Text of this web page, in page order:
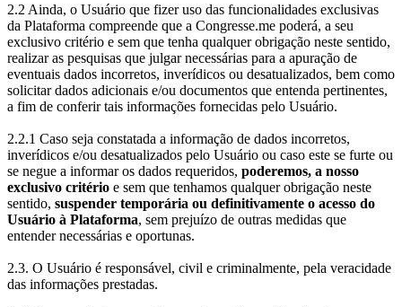
2.2 Ainda, o Usuário que fizer uso das funcionalidades exclusivas
da Plataforma compreende que a Congresse.me poderá, a seu
exclusivo critério e sem que tenha qualquer obrigação neste sentido,
realizar as pesquisas que julgar necessárias para a apuração de
eventuais dados incorretos, inverídicos ou desatualizados, bem como
solicitar dados adicionais e/ou documentos que entenda pertinentes,
a fim de conferir tais informações fornecidas pelo Usuário.
2.2.1 Caso seja constatada a informação de dados incorretos,
inverídicos e/ou desatualizados pelo Usuário ou caso este se furte ou
se negue a informar os dados requeridos, poderemos, a nosso
exclusivo critério e sem que tenhamos qualquer obrigação neste
sentido, suspender temporária ou definitivamente o acesso do
Usuário à Plataforma, sem prejuízo de outras medidas que
entender necessárias e oportunas.
2.3. O Usuário é responsável, civil e criminalmente, pela veracidade
das informações prestadas.